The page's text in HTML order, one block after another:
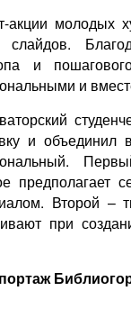
акции молодых
слайдов.
и
и
и объединил
предполагает
Второй –
при